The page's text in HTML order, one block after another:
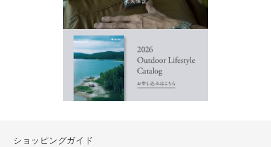
ショッピングガイド